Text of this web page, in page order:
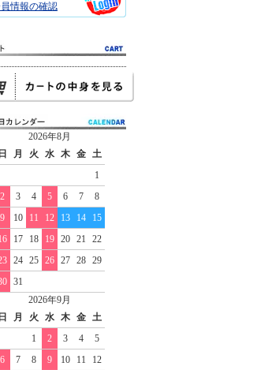
情報の確認
2026年8月
日
月 火 水 木 金
土
1
2
3 4 5 6 7
8
9
10 11 12 13 14
15
17 18 19 20 21
22
24 25 26 27 28
29
31
2026年9月
日
月 火 水 木 金
土
1
2 3 4
5
6
7 8 9 10 11
12